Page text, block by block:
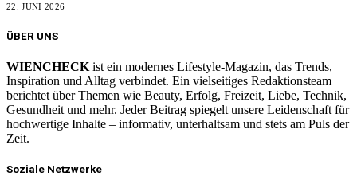
22. JUNI 2026
ÜBER UNS
WIENCHECK ist ein modernes Lifestyle-Magazin, das Trends,
Inspiration und Alltag verbindet. Ein vielseitiges Redaktionsteam
berichtet über Themen wie Beauty, Erfolg, Freizeit, Liebe, Technik,
Gesundheit und mehr. Jeder Beitrag spiegelt unsere Leidenschaft für
hochwertige Inhalte – informativ, unterhaltsam und stets am Puls der
Zeit.
Soziale Netzwerke